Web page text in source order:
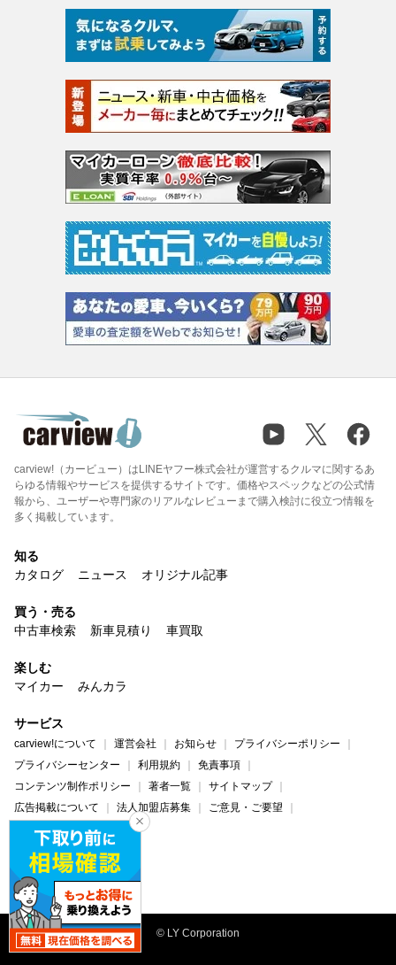
carview!（カービュー）はLINEヤフー株式会社が運営するクルマに関するあ
らゆる情報やサービスを提供するサイトです。価格やスペックなどの公式情
報から、ユーザーや専門家のリアルなレビューまで購入検討に役立つ情報を
多く掲載しています。
知る
カタログ
ニュース オリジナル記事
買う・売る
中古車検索
新車見積り 車買取
楽しむ
マイカー
みんカラ
サービス
carview!について 運営会社 お知らせ
プライバシーポリシー
プライバシーセンター
利用規約
免責事項
コンテンツ制作ポリシー
著者一覧
サイトマップ
広告掲載について
法人加盟店募集
ご意見・ご要望
ヘルプ・お問い合わせ
carview! Yahoo! JAPAN
© LY Corporation